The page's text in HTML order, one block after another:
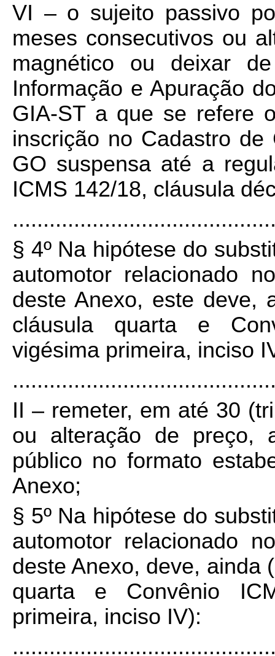
VI – o sujeito passivo
meses consecutivos ou
magnético ou deixar
Informação e Apuração
GIA-ST a que se refere
inscrição no Cadastro
GO suspensa até a
ICMS 142/18, cláusula
§ 4º Na hipótese do
automotor relacionado
deste Anexo, este deve,
cláusula quarta e
vigésima primeira, inciso
II – remeter, em até 30
ou alteração de preço,
público no formato
Anexo;
§ 5º Na hipótese do
automotor relacionado
deste Anexo, deve, ainda
quarta e Convênio
primeira, inciso IV):